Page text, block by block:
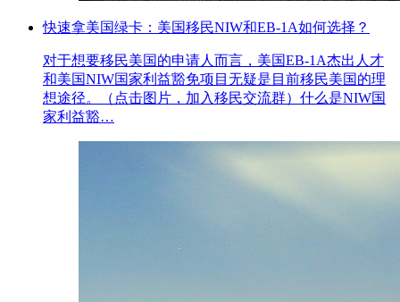
快速拿美国绿卡：美国移民NIW和EB-1A如何选择？
对于想要移民美国的申请人而言，美国EB-1A杰出人才
和美国NIW国家利益豁免项目无疑是目前移民美国的理
想途径。（点击图片，加入移民交流群）什么是NIW国
家利益豁…